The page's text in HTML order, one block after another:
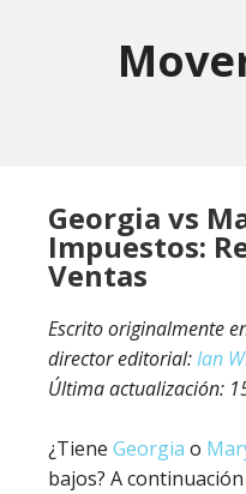
Georgia vs
Impuestos:
Ventas
Escrito originalmente
director editorial:Ian
Última actualización:
¿Tiene Georgia o
bajos? A